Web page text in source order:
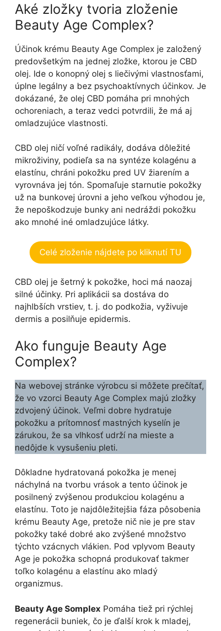
Aké zložky tvoria zloženie
Beauty Age Complex?
Účinok krému Beauty Age Complex je založený
predovšetkým na jednej zložke, ktorou je CBD
olej. Ide o konopný olej s liečivými vlastnosťami,
úplne legálny a bez psychoaktívnych účinkov. Je
dokázané, že olej CBD pomáha pri mnohých
ochoreniach, a teraz vedci potvrdili, že má aj
omladzujúce vlastnosti.
CBD olej ničí voľné radikály, dodáva dôležité
mikroživiny, podieľa sa na syntéze kolagénu a
elastínu, chráni pokožku pred UV žiarením a
vyrovnáva jej tón. Spomaľuje starnutie pokožky
už na bunkovej úrovni a jeho veľkou výhodou je,
že nepoškodzuje bunky ani nedráždi pokožku
ako mnohé iné omladzujúce látky.
Celé zloženie nájdete po kliknutí TU
CBD olej je šetrný k pokožke, hoci má naozaj
silné účinky. Pri aplikácii sa dostáva do
najhlbších vrstiev, t. j. do podkožia, vyživuje
dermis a posilňuje epidermis.
Ako funguje Beauty Age
Complex?
Na webovej stránke výrobcu si môžete prečítať,
že vo vzorci Beauty Age Сomplex majú zložky
zdvojený účinok. Veľmi dobre hydratuje
pokožku a prítomnosť mastných kyselín je
zárukou, že sa vlhkosť udrží na mieste a
nedôjde k vysušeniu pleti.
Dôkladne hydratovaná pokožka je menej
náchylná na tvorbu vrások a tento účinok je
posilnený zvýšenou produkciou kolagénu a
elastínu. Toto je najdôležitejšia fáza pôsobenia
krému Beauty Age, pretože nič nie je pre stav
pokožky také dobré ako zvýšené množstvo
týchto vzácnych vlákien. Pod vplyvom Beauty
Age je pokožka schopná produkovať takmer
toľko kolagénu a elastínu ako mladý
organizmus.
Beauty Age Somplex Pomáha tiež pri rýchlej
regenerácii buniek, čo je ďalší krok k mladej,